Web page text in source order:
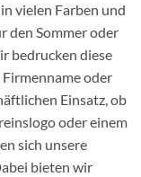
vielen Farben und
den Sommer oder
bedrucken diese
oder
Einsatz, ob
oder einem
sich unsere
bieten wir